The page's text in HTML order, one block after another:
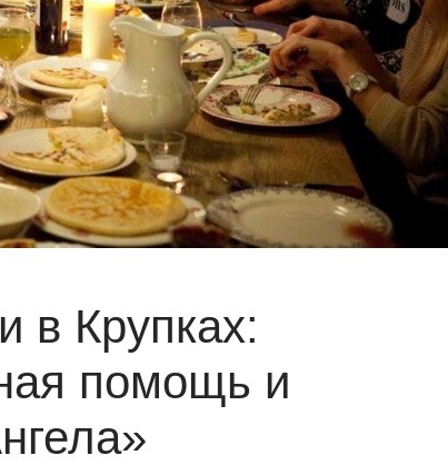
в Крупках:
помощь и